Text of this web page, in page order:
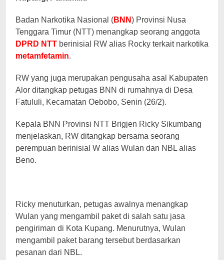
Badan Narkotika Nasional (BNN) Provinsi Nusa
Tenggara Timur (NTT) menangkap seorang anggota
DPRD NTT berinisial RW alias Rocky terkait narkotika
metamfetamin.
RW yang juga merupakan pengusaha asal Kabupaten
Alor ditangkap petugas BNN di rumahnya di Desa
Fatululi, Kecamatan Oebobo, Senin (26/2).
Kepala BNN Provinsi NTT Brigjen Ricky Sikumbang
menjelaskan, RW ditangkap bersama seorang
perempuan berinisial W alias Wulan dan NBL alias
Beno.
Ricky menuturkan, petugas awalnya menangkap
Wulan yang mengambil paket di salah satu jasa
pengiriman di Kota Kupang. Menurutnya, Wulan
mengambil paket barang tersebut berdasarkan
pesanan dari NBL.